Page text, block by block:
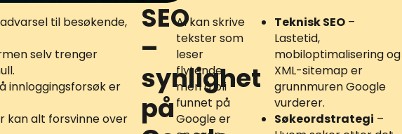
til besøkende,
selv trenger
innloggingsforsøk er
kan alt forsvinne over
SEO
–
synlighet
på
AI kan skrive
tekster som
leser
flytende,
men å bli
funnet på
Google er
Teknisk SEO –
Lastetid,
mobiloptimalisering og
XML-sitemap er
grunnmuren Google
vurderer.
Søkeordstrategi –